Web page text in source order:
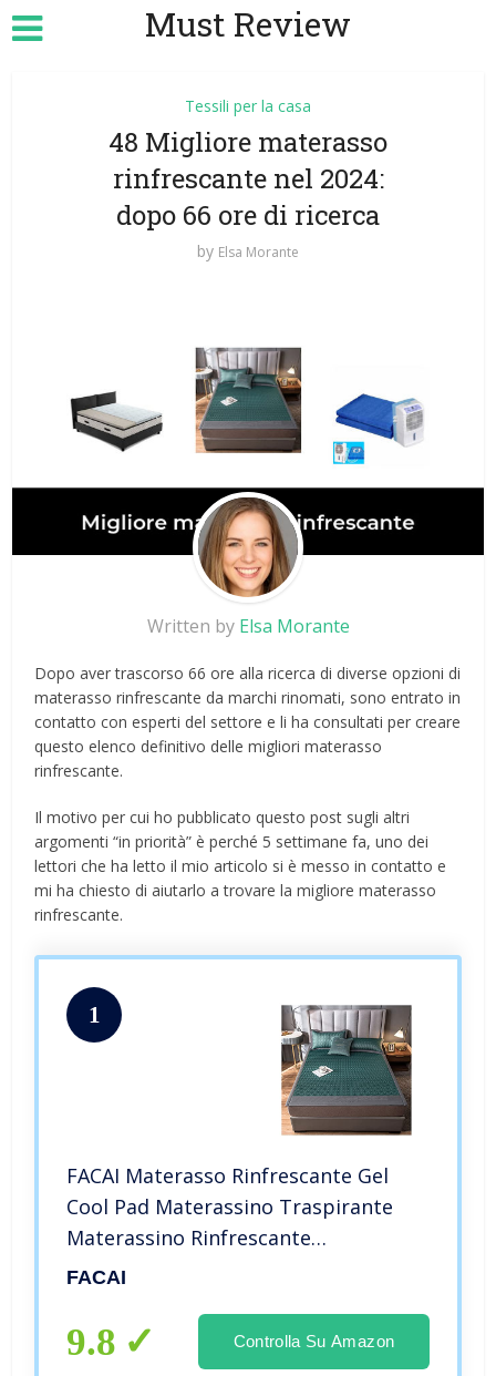
Must Review
Tessili per la casa
48 Migliore materasso
rinfrescante nel 2024:
dopo 66 ore di ricerca
by Elsa Morante
Written by Elsa Morante
Dopo aver trascorso 66 ore alla ricerca di diverse opzioni di
materasso rinfrescante da marchi rinomati, sono entrato in
contatto con esperti del settore e li ha consultati per creare
questo elenco definitivo delle migliori materasso
rinfrescante.
Il motivo per cui ho pubblicato questo post sugli altri
argomenti “in priorità” è perché 5 settimane fa, uno dei
lettori che ha letto il mio articolo si è messo in contatto e
mi ha chiesto di aiutarlo a trovare la migliore materasso
rinfrescante.
1
FACAI Materasso Rinfrescante Gel
Cool Pad Materassino Traspirante
Materassino Rinfrescante
Materassino Coprimaterasso – Letto
FACAI
9.8 Controlla Su Amazon